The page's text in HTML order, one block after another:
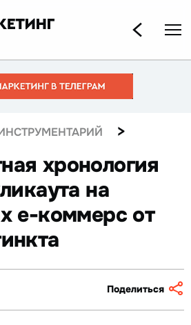
>
хронология
на
е-коммерс от
Поделиться